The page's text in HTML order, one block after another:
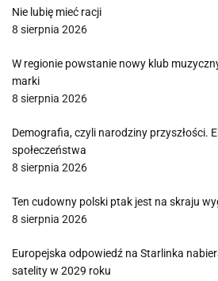
Nie lubię mieć racji
8 sierpnia 2026
W regionie powstanie nowy klub
marki
8 sierpnia 2026
Demografia, czyli narodziny przyszłości.
społeczeństwa
8 sierpnia 2026
Ten cudowny polski ptak jest na skraju
8 sierpnia 2026
Europejska odpowiedź na Starlinka
satelity w 2029 roku